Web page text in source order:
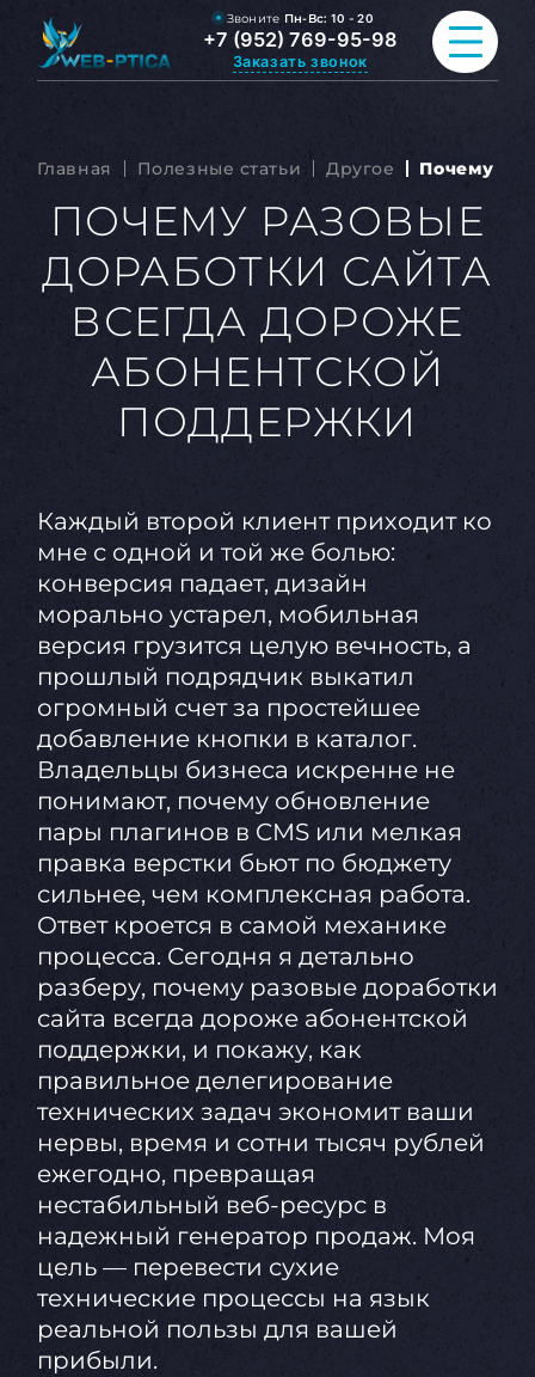
Звоните Пн-Вс: 10 - 20
+7 (952) 769-95-98
Заказать звонок
РАЗРАБОТКА САЙТА
ВСЕ УСЛУГИ
ПОРТФОЛИО
ОБО МНЕ
Главная Полезные статьи Другое Почему
ПОЧЕМУ РАЗОВЫЕ
ДОРАБОТКИ САЙТА
ВСЕГДА ДОРОЖЕ
АБОНЕНТСКОЙ
ПОДДЕРЖКИ
Каждый второй клиент приходит ко
мне с одной и той же болью:
конверсия падает, дизайн
морально устарел, мобильная
версия грузится целую вечность, а
прошлый подрядчик выкатил
огромный счет за простейшее
добавление кнопки в каталог.
Владельцы бизнеса искренне не
понимают, почему обновление
пары плагинов в CMS или мелкая
правка верстки бьют по бюджету
сильнее, чем комплексная работа.
Ответ кроется в самой механике
процесса. Сегодня я детально
разберу, почему разовые доработки
сайта всегда дороже абонентской
поддержки, и покажу, как
правильное делегирование
технических задач экономит ваши
нервы, время и сотни тысяч рублей
ежегодно, превращая
нестабильный веб-ресурс в
надежный генератор продаж. Моя
цель — перевести сухие
технические процессы на язык
реальной пользы для вашей
прибыли.